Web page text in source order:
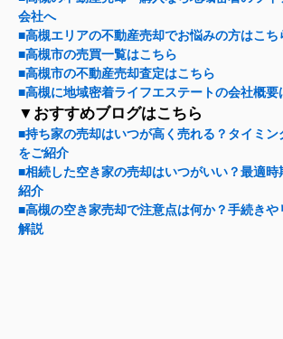
会社へ
■高槻エリアの不動産売却でお悩みの方はこち
■高槻市の売買一覧はこちら
■高槻市の不動産売却査定はこちら
■高槻に地域密着ライフエステートの会社概要
▼おすすめブログはこちら
■持ち家の売却はいつが高く売れる？タイミン
をご紹介
■相続した空き家の売却はいつがいい？最適時
紹介
■高槻の空き家売却で注意点は何か？手続きや
解説